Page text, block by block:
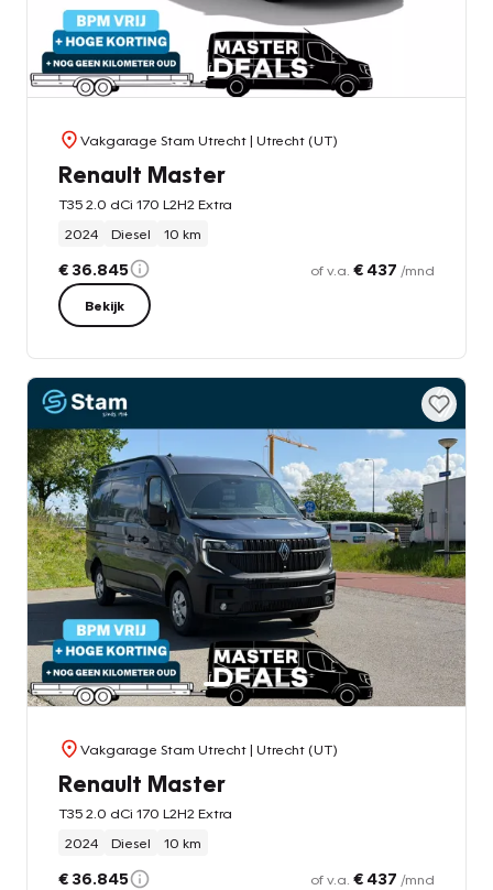
Vakgarage Stam Utrecht| Utrecht (UT)
Renault Master
T35 2.0 dCi 170 L2H2 Extra
2024
Diesel 10 km
€ 36.845 of v.a. € 437 /mnd
Bekijk
Vakgarage Stam Utrecht| Utrecht (UT)
Renault Master
T35 2.0 dCi 170 L2H2 Extra
2024
Diesel 10 km
€ 36.845 of v.a. € 437 /mnd